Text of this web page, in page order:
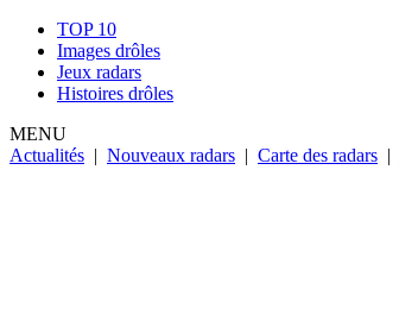
TOP 10
Images drôles
Jeux radars
Histoires drôles
MENU
Actualités | Nouveaux radars | Carte des radars |